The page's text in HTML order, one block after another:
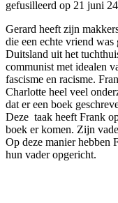
gefusilleerd op 21 juni
Gerard heeft zijn
die een echte vriend
Duitsland uit het
communist met idealen
fascisme en racisme.
Charlotte heel veel
dat er een boek
Deze taak heeft Frank
boek er komen. Zijn
Op deze manier hebben
hun vader opgericht.